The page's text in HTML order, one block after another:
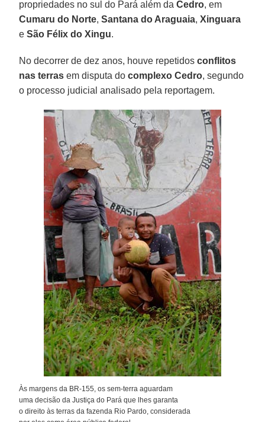
propriedades no sul do Pará além daCedro, em
Cumaru do Norte,Santana do Araguaia,Xinguara
eSão Félix do Xingu.
No decorrer de dez anos, houve repetidosconflitos
nas terras em disputa docomplexo Cedro, segundo
o processo judicial analisado pela reportagem.
Às margens da BR-155, os sem-terra aguardam
uma decisão da Justiça do Pará que lhes garanta
o direito às terras da fazenda Rio Pardo, considerada